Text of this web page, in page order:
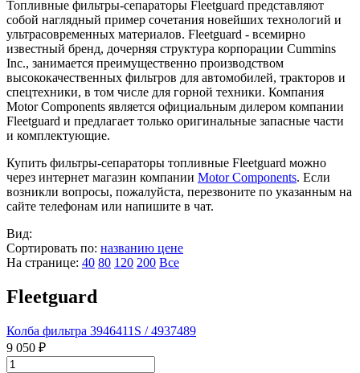
Топливные фильтры-сепараторы Fleetguard представляют
собой наглядный пример сочетания новейших технологий и
ультрасовременных материалов. Fleetguard - всемирно
известный бренд, дочерняя структура корпорации Cummins
Inc., занимается преимущественно производством
высококачественных фильтров для автомобилей, тракторов и
спецтехники, в том числе для горной техники. Компания
Motor Components является официальным дилером компании
Fleetguard и предлагает только оригинальные запасные части
и комплектующие.
Купить фильтры-сепараторы топливные Fleetguard можно
через интернет магазин компании Motor Components. Если
возникли вопросы, пожалуйста, перезвоните по указанным на
сайте телефонам или напишите в чат.
Вид:
Сортировать по: названию цене
На странице: 40 80 120 200 Все
Fleetguard
Колба фильтра 3946411S / 4937489
9 050 ₽